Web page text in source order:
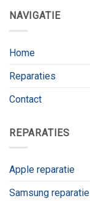
NAVIGATIE
Home
Reparaties
Contact
REPARATIES
Apple reparatie
Samsung reparatie